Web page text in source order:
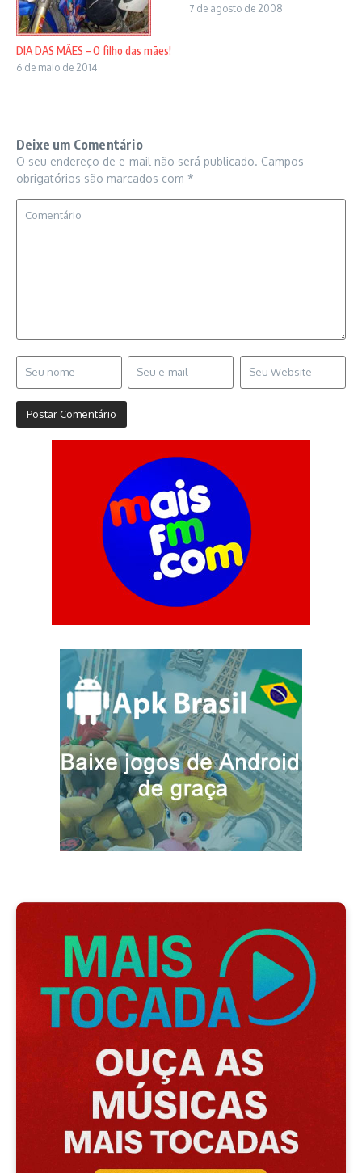
DIA DAS MÃES – O filho das mães!
6 de maio de 2014
7 de agosto de 2008
Deixe um Comentário
O seu endereço de e-mail não será publicado. Campos
obrigatórios são marcados com *